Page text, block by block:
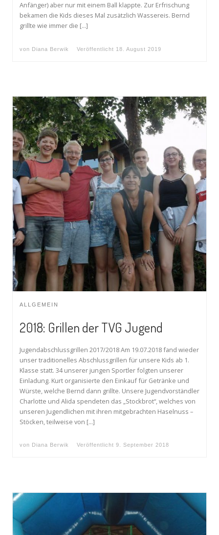
Anfänger) aber nur mit einem Ball klappte. Zur Erfrischung
bekamen die Kids dieses Mal zusätzlich Wassereis. Bernd
grillte wie immer die […]
von Diana Berwik Veröffentlicht 18. August 2019
ALLGEMEIN
2018: Grillen der TVG Jugend
Jugendabschlussgrillen 2017/2018 Am 19.07.2018 fand wieder
unser traditionelles Abschlussgrillen für unsere Kids ab 1.
Klasse statt. 34 unserer jungen Sportler folgten unserer
Einladung. Kurt organisierte den Einkauf für Getränke und
Würste, welche Bernd dann grillte. Unsere Jugendvorständler
Charlotte und Alida spendeten das „Stockbrot“, welches von
unseren Jugendlichen mit ihren mitgebrachten Haselnuss –
Stöcken, teilweise von […]
von Diana Berwik Veröffentlicht 9. September 2018